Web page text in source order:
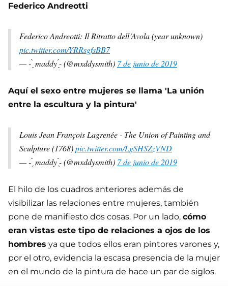
Federico Andreotti
Federico Andreotti: Il Ritratto dell’Avola (year unknown)
pic.twitter.com/YRRsgfsBB7
— - ̗̀ maddy ̖́- (@mxddysmith) 7 de junio de 2019
Aquí el sexo entre mujeres se llama 'La unión
entre la escultura y la pintura'
Louis Jean François Lagrenée - The Union of Painting and
Sculpture (1768)pic.twitter.com/LgSHSZzVND
— - ̗̀ maddy ̖́- (@mxddysmith) 7 de junio de 2019
El hilo de los cuadros anteriores además de
visibilizar las relaciones entre mujeres, también
pone de manifiesto dos cosas. Por un lado, cómo
eran vistas este tipo de relaciones a ojos de los
hombres ya que todos ellos eran pintores varones y,
por el otro, evidencia la escasa presencia de la mujer
en el mundo de la pintura de hace un par de siglos.